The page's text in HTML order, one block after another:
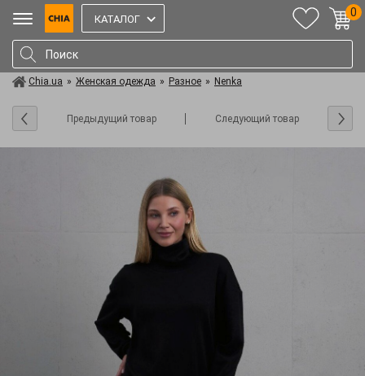
КАТАЛОГ
0
Chia.ua » Женская одежда » Разное » Nenka
Предыдущий товар Следующий товар